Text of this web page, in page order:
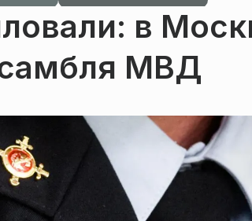
в
МВД